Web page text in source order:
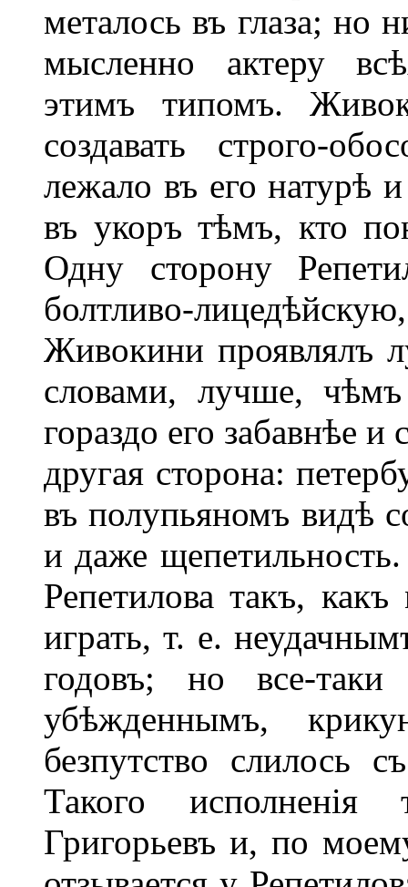
металось въ глаза; но
мысленно актеру
этимъ типомъ.
создавать строго-
лежало въ его натурѣ
въ укоръ тѣмъ, кто
Одну сторону
болтливо-
Живокини проявлялъ
словами, лучше,
гораздо его забавнѣе
другая сторона:
въ полупьяномъ видѣ
и даже
Репетилова такъ,
играть, т. е.
годовъ; но все-
убѣжденнымъ,
безпутство слилось
Такого исполненія
Григорьевъ и, по